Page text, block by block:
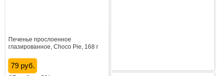
Печенье прослоенное
глазированное, Choco Pie, 168 г
79 руб.